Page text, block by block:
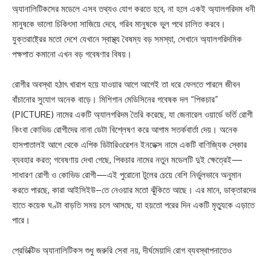
অ্যানালিটিকসের মডেলে এসব তথ্যও যোগ করতে হবে, না হলে একই অ্যালগরিদম ধনী
মানুষকে ভালো চিকিৎসা সাজিয়ে দেবে, গরিব মানুষকে ভুল পথে চালিত করবে।
যুক্তরাষ্ট্রের মতো দেশে যেখানে স্বাস্থ্য বৈষম্য বড় সমস্যা, সেখানে অ্যালগরিদমিক
পক্ষপাত কমানো এখন বড় গবেষণার বিষয়।
রোগীর অবস্থা হঠাৎ খারাপ হয়ে যাওয়ার আগে আগেই তা ধরে ফেলতে পারলে জীবন
বাঁচানোর সুযোগ অনেক বাড়ে। মিশিগান মেডিসিনের গবেষক দল “পিকচার”
(PICTURE) নামের একটি অ্যালগরিদম তৈরি করেছে, যা জেনারেল ওয়ার্ডে ভর্তি রোগী
কিংবা কোভিড রোগীদের নানা ডেটা বিশ্লেষণ করে আগাম সতর্কবার্তা দেয়। অনেক
হাসপাতালই আগে থেকে এপিক ডিটারিওরেশন ইনডেক্স নামে একটি বাণিজ্যিক স্কোর
ব্যবহার করত; গবেষণায় দেখা গেছে, পিকচার নামের নতুন মডেলটি দুই ক্ষেত্রেই—
সাধারণ রোগী ও কোভিড রোগী—এই পুরোনো টুলের চেয়ে বেশি নির্ভুলভাবে অনুমান
করতে পারছে, কারা আইসিইউ–তে নেওয়ার মতো ঝুঁকিতে আছে। এর মানে, ডাক্তারদের
হাতে কয়েক ঘণ্টা বাড়তি সময় চলে আসছে, যা হয়তো পরের দিন একটি মৃত্যুকে এড়াতে
পারে।
প্রেডিক্টিভ অ্যানালিটিকস শুধু জরুরি সেবা নয়, দীর্ঘমেয়াদি রোগ ব্যবস্থাপনাতেও